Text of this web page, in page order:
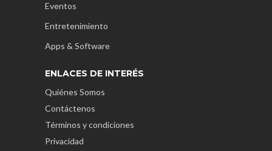
Eventos
Entretenimiento
Apps & Software
ENLACES DE INTERÉS
Quiénes Somos
Contáctenos
Términos y condiciones
Privacidad